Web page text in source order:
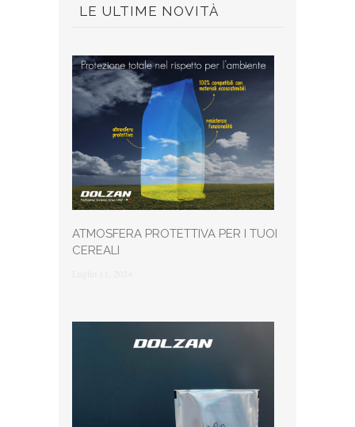
LE ULTIME NOVITÀ
ATMOSFERA PROTETTIVA PER I TUOI
CEREALI